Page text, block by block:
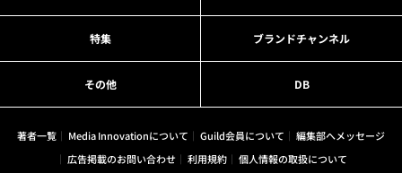
特集 ブランドチャンネル
その他 DB
著者一覧 Media Innovationについて Guild会員について
編集部へメッセージ
広告掲載のお問い合わせ
利用規約
個人情報の取扱について